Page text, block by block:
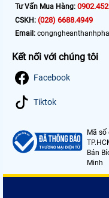
Tư Vấn Mua Hàng:
CSKH: (028) 6688.4949
Email:
Kết nối với chúng tôi
Facebook
Tiktok
Mã
Bán
Minh